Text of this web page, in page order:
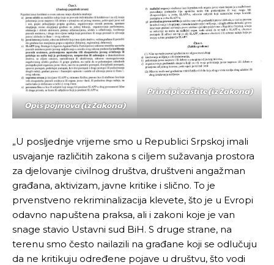
Opis pojmova (iz Zakona)
Principi zaštite (iz Zakona)
„U posljednje vrijeme smo u Republici Srpskoj imali
usvajanje različitih zakona s ciljem sužavanja prostora
za djelovanje civilnog društva, društveni angažman
građana, aktivizam, javne kritike i slično. To je
prvenstveno rekriminalizacija klevete, što je u Evropi
odavno napuštena praksa, ali i zakoni koje je van
snage stavio Ustavni sud BiH. S druge strane, na
terenu smo često nailazili na građane koji se odlučuju
da ne kritikuju određene pojave u društvu, što vodi